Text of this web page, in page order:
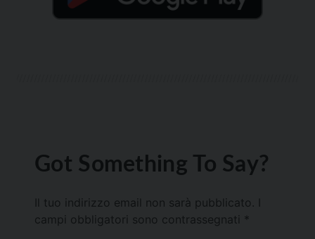
Got Something To Say?
Il tuo indirizzo email non sarà pubblicato.
campi obbligatori sono contrassegnati *